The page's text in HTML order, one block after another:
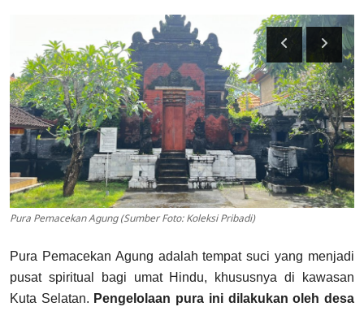
Pura Pemacekan Agung (Sumber Foto: Koleksi Pribadi)
Pura Pemacekan Agung adalah tempat suci yang menjadi
pusat spiritual bagi umat Hindu, khususnya di kawasan
Kuta Selatan. Pengelolaan pura ini dilakukan oleh desa